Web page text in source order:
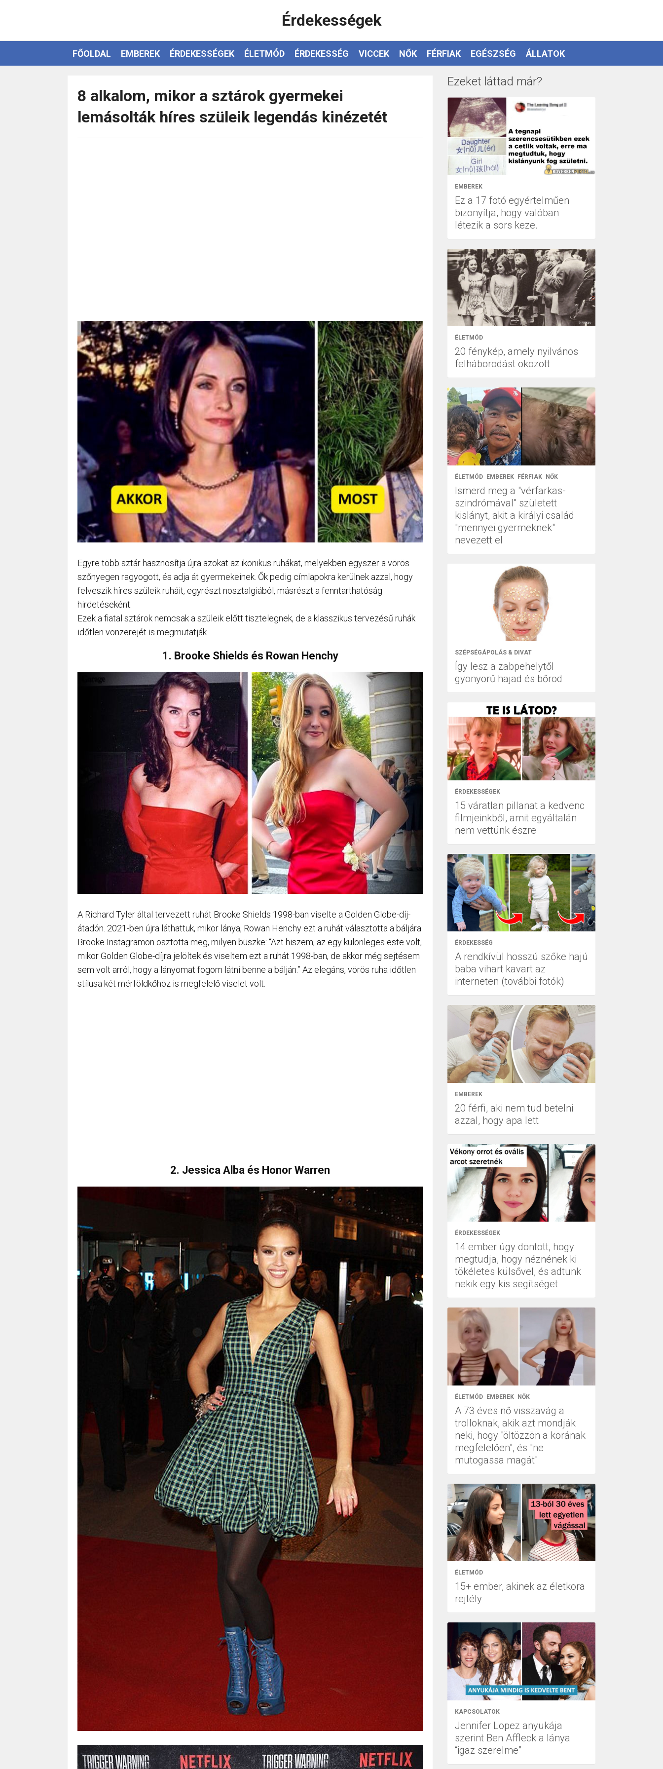
Érdekességek
FŐOLDAL EMBEREK ÉRDEKESSÉGEK ÉLETMÓD ÉRDEKESSÉG VICCEK NŐK FÉRFIAK EGÉSZSÉG ÁLLATOK
8 alkalom, mikor a sztárok gyermekei
lemásolták híres szüleik legendás kinézetét
Egyre több sztár hasznosítja újra azokat az ikonikus ruhákat, melyekben egyszer a vörös
szőnyegen ragyogott, és adja át gyermekeinek. Ők pedig címlapokra kerülnek azzal, hogy
felveszik híres szüleik ruháit, egyrészt nosztalgiából, másrészt a fenntarthatóság
hirdetéseként.
Ezek a fiatal sztárok nemcsak a szüleik előtt tisztelegnek, de a klasszikus tervezésű ruhák
időtlen vonzerejét is megmutatják.
1. Brooke Shields és Rowan Henchy
A Richard Tyler által tervezett ruhát Brooke Shields 1998-ban viselte a Golden Globe-díj-
átadón. 2021-ben újra láthattuk, mikor lánya, Rowan Henchy ezt a ruhát választotta a báljára.
Brooke Instagramon osztotta meg, milyen büszke: “Azt hiszem, az egy különleges este volt,
mikor Golden Globe-díjra jelöltek és viseltem ezt a ruhát 1998-ban, de akkor még sejtésem
sem volt arról, hogy a lányomat fogom látni benne a bálján.” Az elegáns, vörös ruha időtlen
stílusa két mérföldkőhöz is megfelelő viselet volt.
2. Jessica Alba és Honor Warren
Ezeket láttad már?
EMBEREK
Ez a 17 fotó egyértelműen
bizonyítja, hogy valóban
létezik a sors keze.
ÉLETMÓD
20 fénykép, amely nyilvános
felháborodást okozott
ÉLETMÓD EMBEREK FÉRFIAK NŐK
Ismerd meg a "vérfarkas-
szindrómával" született
kislányt, akit a királyi család
"mennyei gyermeknek"
nevezett el
SZÉPSÉGÁPOLÁS & DIVAT
Így lesz a zabpehelytől
gyönyörű hajad és bőröd
ÉRDEKESSÉGEK
15 váratlan pillanat a kedvenc
filmjeinkből, amit egyáltalán
nem vettünk észre
ÉRDEKESSÉG
A rendkívül hosszú szőke hajú
baba vihart kavart az
interneten (további fotók)
EMBEREK
20 férfi, aki nem tud betelni
azzal, hogy apa lett
ÉRDEKESSÉGEK
14 ember úgy döntött, hogy
megtudja, hogy néznének ki
tökéletes külsővel, és adtunk
nekik egy kis segítséget
ÉLETMÓD EMBEREK NŐK
A 73 éves nő visszavág a
trolloknak, akik azt mondják
neki, hogy "öltözzön a korának
megfelelően", és "ne
mutogassa magát"
ÉLETMÓD
15+ ember, akinek az életkora
rejtély
KAPCSOLATOK
Jennifer Lopez anyukája
szerint Ben Affleck a lánya
“igaz szerelme”